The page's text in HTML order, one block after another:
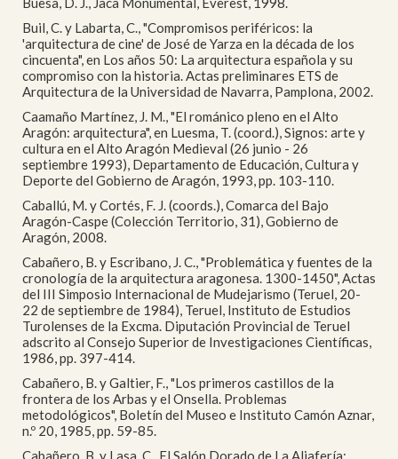
Buil, C. y Labarta, C., "Compromisos periféricos: la
'arquitectura de cine' de José de Yarza en la década de los
cincuenta", en Los años 50: La arquitectura española y su
compromiso con la historia. Actas preliminares ETS de
Arquitectura de la Universidad de Navarra, Pamplona, 2002.
Caamaño Martínez, J. M., "El románico pleno en el Alto
Aragón: arquitectura", en Luesma, T. (coord.), Signos: arte y
cultura en el Alto Aragón Medieval (26 junio - 26
septiembre 1993), Departamento de Educación, Cultura y
Deporte del Gobierno de Aragón, 1993, pp. 103-110.
Caballú, M. y Cortés, F. J. (coords.), Comarca del Bajo
Aragón-Caspe (Colección Territorio, 31), Gobierno de
Aragón, 2008.
Cabañero, B. y Escribano, J. C., "Problemática y fuentes de la
cronología de la arquitectura aragonesa. 1300-1450", Actas
del III Simposio Internacional de Mudejarismo (Teruel, 20-
22 de septiembre de 1984), Teruel, Instituto de Estudios
Turolenses de la Excma. Diputación Provincial de Teruel
adscrito al Consejo Superior de Investigaciones Científicas,
1986, pp. 397-414.
Cabañero, B. y Galtier, F., "Los primeros castillos de la
frontera de los Arbas y el Onsella. Problemas
metodológicos", Boletín del Museo e Instituto Camón Aznar,
n.º 20, 1985, pp. 59-85.
Cabañero, B. y Lasa, C., El Salón Dorado de La Aljafería: